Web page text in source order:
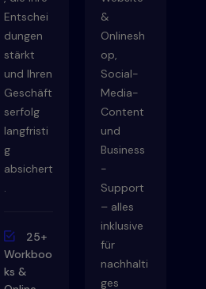
Entschei
dungen
stärkt
und Ihren
Geschäft
serfolg
langfristi
g
absichert
.
25+
Workboo
ks &
&
Onlinesh
op,
Social-
Media-
Content
und
Business
-
Support
– alles
inklusive
für
nachhalti
ges